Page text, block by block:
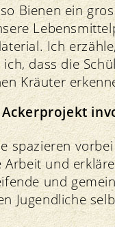
Bienen ein
Ich
dass die
Kräuter
spazieren
und
und
Jugendliche